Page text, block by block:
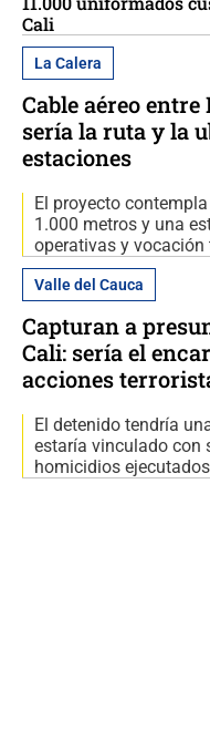
Cali
La Calera
Cable aéreo entre
sería la ruta y la
estaciones
El proyecto
1.000 metros y una
operativas y vocación
Valle del Cauca
Capturan a
Cali: sería el
acciones
El detenido tendría
estaría vinculado con
homicidios